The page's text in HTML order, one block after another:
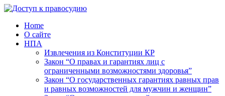
Home
О сайте
НПА
Извлечения из Конституции КР
Закон “О правах и гарантиях лиц с
ограниченными возможностями здоровья”
Закон “О государственных гарантиях равных прав
и равных возможностей для мужчин и женщин”